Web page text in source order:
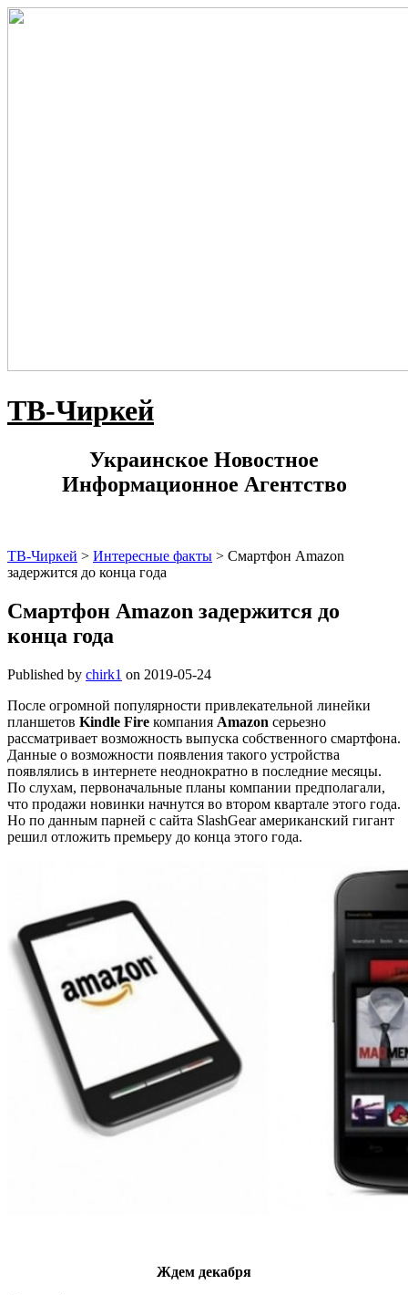
ТВ-Чиркей
Украинское Новостное
Информационное Агентство
ТВ-Чиркей > Интересные факты > Смартфон Amazon
задержится до конца года
Смартфон Amazon задержится до
конца года
Published by chirk1 on 2019-05-24
После огромной популярности привлекательной линейки
планшетов Kindle Fire компания Amazon серьезно
рассматривает возможность выпуска собственного смартфона.
Данные о возможности появления такого устройства
появлялись в интернете неоднократно в последние месяцы.
По слухам, первоначальные планы компании предполагали,
что продажи новинки начнутся во втором квартале этого года.
Но по данным парней с сайта SlashGear американский гигант
решил отложить премьеру до конца этого года.
Ждем декабря